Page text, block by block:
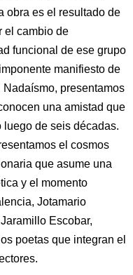
obra es el resultado de
el cambio de
funcional de ese grupo
manifiesto de
presentamos
una amistad que
de seis décadas.
el cosmos
que asume una
y el momento
Jotamario
Escobar,
poetas que integran el